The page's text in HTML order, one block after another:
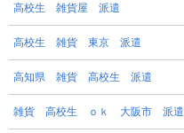
高校生 雑貨屋 派遣
高校生 雑貨 東京 派遣
高知県 雑貨 高校生 派遣
雑貨 高校生 ｏｋ 大阪市 派遣